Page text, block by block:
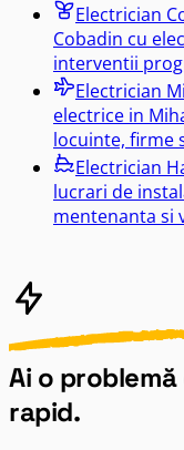
Electrician
Cobadin cu
interventii
Electrician
electrice in
locuinte, firme
Electrician
lucrari de
mentenanta si
Ai o
rapid.